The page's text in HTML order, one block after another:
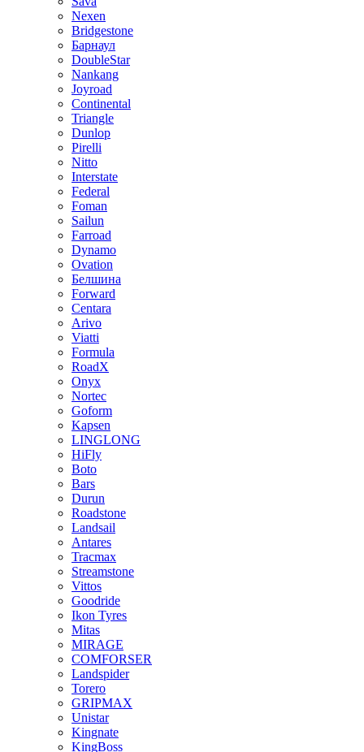
Nexen
Bridgestone
Барнаул
DoubleStar
Nankang
Joyroad
Continental
Triangle
Dunlop
Pirelli
Nitto
Interstate
Federal
Foman
Sailun
Farroad
Dynamo
Ovation
Белшина
Forward
Centara
Arivo
Viatti
Formula
RoadX
Onyx
Nortec
Goform
Kapsen
LINGLONG
HiFly
Boto
Bars
Durun
Roadstone
Landsail
Antares
Tracmax
Streamstone
Vittos
Goodride
Ikon Tyres
Mitas
MIRAGE
COMFORSER
Landspider
Torero
GRIPMAX
Unistar
Kingnate
KingBoss